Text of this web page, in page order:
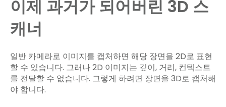
이제 과거가 되어버린 3D 스
캐너
일반 카메라로 이미지를 캡처하면 해당 장면을 2D로 표현
할 수 있습니다. 그러나 2D 이미지는 깊이, 거리, 컨텍스트
를 전달할 수 없습니다. 그렇게 하려면 장면을 3D로 캡처해
야 합니다.